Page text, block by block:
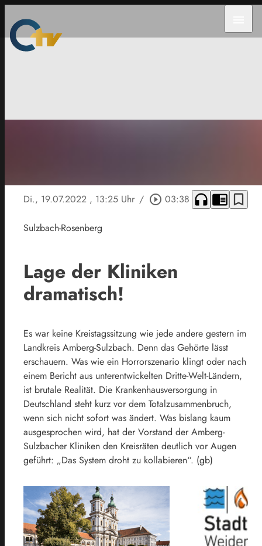
Di., 19.07.2022 , 13:25 Uhr / play_circle_outline 03:38 headphones chrome_reader_mode bookmark_border
Sulzbach-Rosenberg
Lage der Kliniken
dramatisch!
Es war keine Kreistagssitzung wie jede andere gestern im
Landkreis Amberg-Sulzbach. Denn das Gehörte lässt
erschauern. Was wie ein Horrorszenario klingt oder nach
einem Bericht aus unterentwickelten Dritte-Welt-Ländern,
ist brutale Realität. Die Krankenhausversorgung in
Deutschland steht kurz vor dem Totalzusammenbruch,
wenn sich nicht sofort was ändert. Was bislang kaum
ausgesprochen wird, hat der Vorstand der Amberg-
Sulzbacher Kliniken den Kreisräten deutlich vor Augen
geführt: „Das System droht zu kollabieren“. (gb)